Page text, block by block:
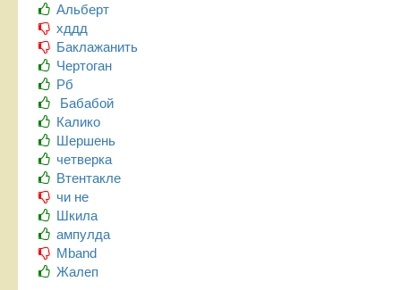
Альберт
хддд
Баклажанить
Чертоган
Рб
Бабабой
Калико
Шершень
четверка
Втентакле
чи не
Шкила
ампулда
Mband
Жалеп